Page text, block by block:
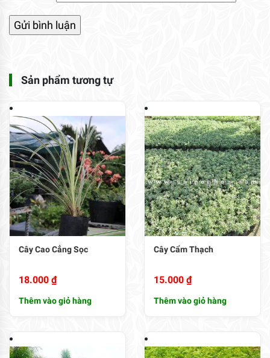
Sản phẩm tương tự
Cây Cao Cẳng Sọc
18.000 ₫
Thêm vào giỏ hàng
Cây Cẩm Thạch
15.000 ₫
Thêm vào giỏ hàng